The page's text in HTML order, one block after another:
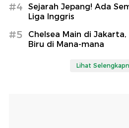
#4
Sejarah Jepang! Ada
Liga Inggris
#5
Chelsea Main di
Biru di Mana-mana
Lihat